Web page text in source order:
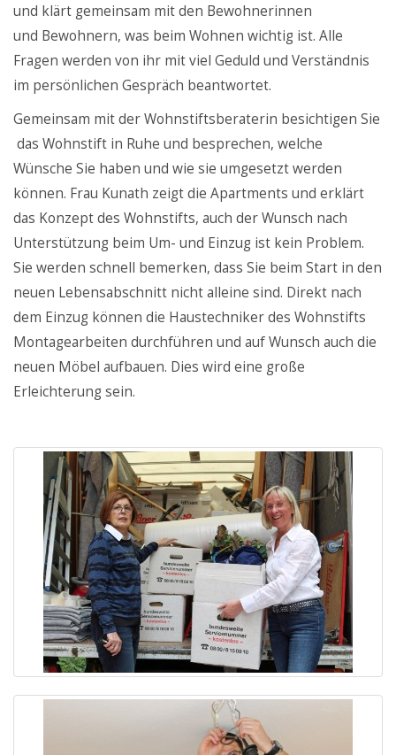
und klärt gemeinsam mit den Bewohnerinnen
und Bewohnern, was beim Wohnen wichtig ist. Alle
Fragen werden von ihr mit viel Geduld und Verständnis
im persönlichen Gespräch beantwortet.
Gemeinsam mit der Wohnstiftsberaterin besichtigen Sie
das Wohnstift in Ruhe und besprechen, welche
Wünsche Sie haben und wie sie umgesetzt werden
können. Frau Kunath zeigt die Apartments und erklärt
das Konzept des Wohnstifts, auch der Wunsch nach
Unterstützung beim Um- und Einzug ist kein Problem.
Sie werden schnell bemerken, dass Sie beim Start in den
neuen Lebensabschnitt nicht alleine sind. Direkt nach
dem Einzug können die Haustechniker des Wohnstifts
Montagearbeiten durchführen und auf Wunsch auch die
neuen Möbel aufbauen. Dies wird eine große
Erleichterung sein.